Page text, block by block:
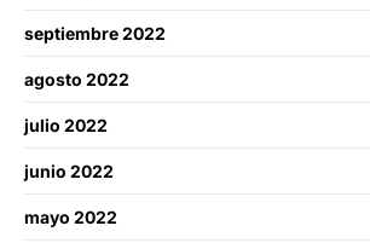
septiembre 2022
agosto 2022
julio 2022
junio 2022
mayo 2022